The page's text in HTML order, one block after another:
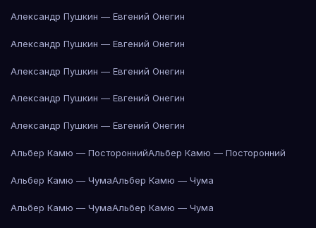
Александр Пушкин — Евгений Онегин
Александр Пушкин — Евгений Онегин
Александр Пушкин — Евгений Онегин
Александр Пушкин — Евгений Онегин
Александр Пушкин — Евгений Онегин
Альбер Камю — ПостороннийАльбер Камю — Посторонний
Альбер Камю — ЧумаАльбер Камю — Чума
Альбер Камю — ЧумаАльбер Камю — Чума